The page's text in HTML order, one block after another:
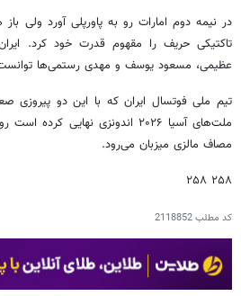
در نیمه دوم امارات رو به پاورپلی آورد ولی
تاکتیکی حریف را مقهوم قدرت خود کرد.
عظیمی، مسعود یوسف و مهدی رستمی‌ها
تیم ملی فوتسال ایران که با این دو پیروزی
ملت‌های آسیا ۲۰۲۶ اندونزی نهایی
مصاف مالزی میزبان می‌رود.
۲۵۸ ۲۵۸
کد مطلب2118852